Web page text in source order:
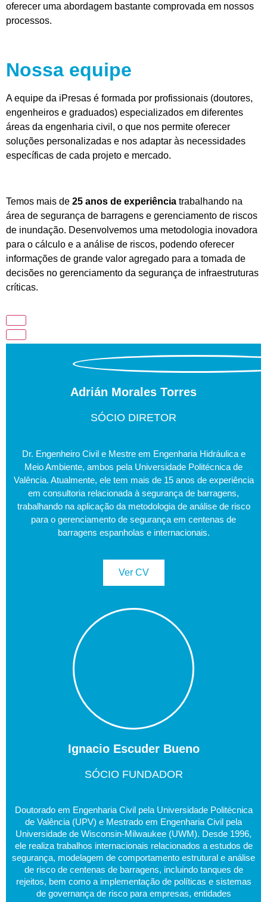
oferecer uma abordagem bastante comprovada em nossos
processos.
Nossa equipe
A equipe da iPresas é formada por profissionais (doutores,
engenheiros e graduados) especializados em diferentes
áreas da engenharia civil, o que nos permite oferecer
soluções personalizadas e nos adaptar às necessidades
específicas de cada projeto e mercado.
Temos mais de 25 anos de experiência trabalhando na
área de segurança de barragens e gerenciamento de riscos
de inundação. Desenvolvemos uma metodologia inovadora
para o cálculo e a análise de riscos, podendo oferecer
informações de grande valor agregado para a tomada de
decisões no gerenciamento da segurança de infraestruturas
críticas.
Adrián Morales Torres
SÓCIO DIRETOR
Dr. Engenheiro Civil e Mestre em Engenharia Hidráulica e
Meio Ambiente, ambos pela Universidade Politécnica de
Valência. Atualmente, ele tem mais de 15 anos de experiência
em consultoria relacionada à segurança de barragens,
trabalhando na aplicação da metodologia de análise de risco
para o gerenciamento de segurança em centenas de
barragens espanholas e internacionais.
Ver CV
Ignacio Escuder Bueno
SÓCIO FUNDADOR
Doutorado em Engenharia Civil pela Universidade Politécnica
de Valência (UPV) e Mestrado em Engenharia Civil pela
Universidade de Wisconsin-Milwaukee (UWM). Desde 1996,
ele realiza trabalhos internacionais relacionados a estudos de
segurança, modelagem de comportamento estrutural e análise
de risco de centenas de barragens, incluindo tanques de
rejeitos, bem como a implementação de políticas e sistemas
de governança de risco para empresas, entidades